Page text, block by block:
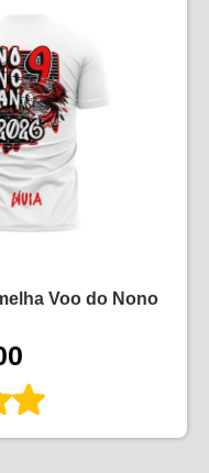
Voo do Nono